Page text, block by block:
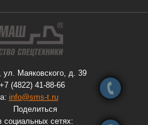
ул. Маяковского, д. 39
(4822) 41-88-66
info@sms-t.ru
Поделиться
социальных сетях: